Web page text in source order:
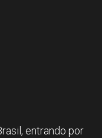
entrando por